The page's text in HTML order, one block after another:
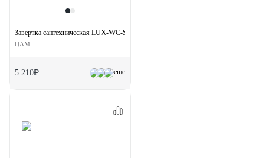
еще
Завертка сантехническая LUX-WC-S1 OTL на квадратной розетке цвет золото
ЦАМ
5 210₽